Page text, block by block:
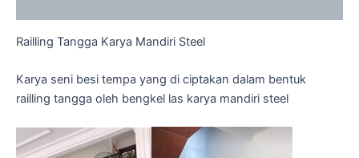
Railling Tangga Karya Mandiri Steel
Karya seni besi tempa yang di ciptakan dalam bentuk
railling tangga oleh bengkel las karya mandiri steel